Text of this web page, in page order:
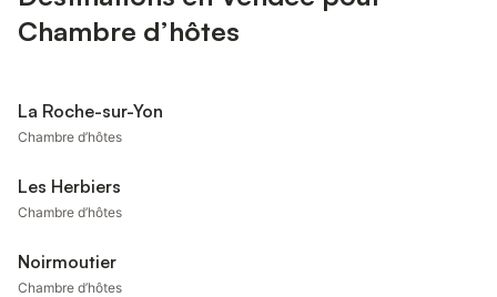
Chambre d’hôtes
La Roche-sur-Yon
Chambre d’hôtes
Les Herbiers
Chambre d’hôtes
Noirmoutier
Chambre d’hôtes